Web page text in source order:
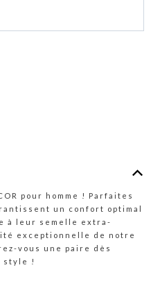
pour homme ! Parfaites
un confort optimal
à leur semelle extra-
exceptionnelle de notre
vous une paire dès
style !